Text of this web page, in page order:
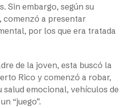
Sin embargo, según su
comenzó a presentar
por los que era tratada
de la joven, esta buscó la
Rico y comenzó a robar,
salud emocional, vehículos de
“juego”.